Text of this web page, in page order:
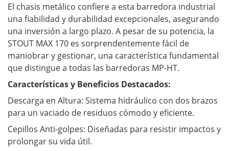
El chasis metálico confiere a esta barredora industrial
una fiabilidad y durabilidad excepcionales, asegurando
una inversión a largo plazo. A pesar de su potencia, la
STOUT MAX 170 es sorprendentemente fácil de
maniobrar y gestionar, una característica fundamental
que distingue a todas las barredoras MP-HT.
Características y Beneficios Destacados:
Descarga en Altura: Sistema hidráulico con dos brazos
para un vaciado de residuos cómodo y eficiente.
Cepillos Anti-golpes: Diseñadas para resistir impactos y
prolongar su vida útil.